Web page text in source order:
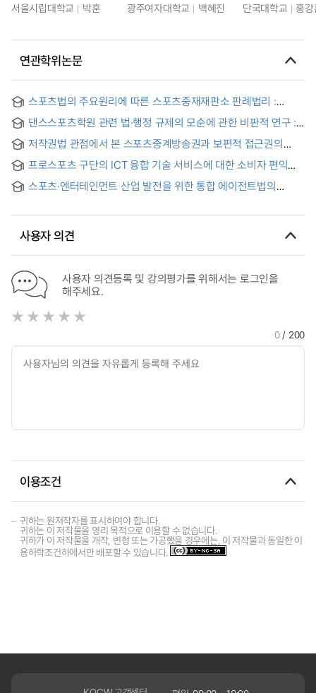
서울시립대학교 박훈 광주여자대학교 백혜진 단국대학교 홍
연관학위논문
스포츠법의 주요원리에 따른 스포츠중재재판소 판례법리 :
스포츠 자치 원리와 공정성 원리를 중심으로 = CAS
Jurisprudence under the fundamental principles of Sports
Law : Sports Autonomy and Fairness Principle
댄스스포츠학원 관련 법·행정 규제의 모순에 관한 비판적 연구 :
체육시설인가? 교육시설인가?
저작권법 관점에서 본 스포츠중계방송권과 보편적 접근권의
프로스포츠 구단의 ICT 융합 기술 서비스에 대한 소비자 편익
분석 : 조건부가치평가법(CVM)의 적용
스포츠·엔터테인먼트 산업 발전을 위한 통합 에이전트법의
사용자 의견
사용자 의견등록 및 강의평가를 위해서는 로그인을
해주세요.
0/ 200
이용조건
귀하는 원저작자를 표시하여야 합니다.
귀하는 이 저작물을 영리 목적으로 이용할 수 없습니다.
귀하가 이 저작물을 개작, 변형 또는 가공했을 경우에는, 이 저작물과 동일한 이
용허락조건하에서만 배포할 수 있습니다.